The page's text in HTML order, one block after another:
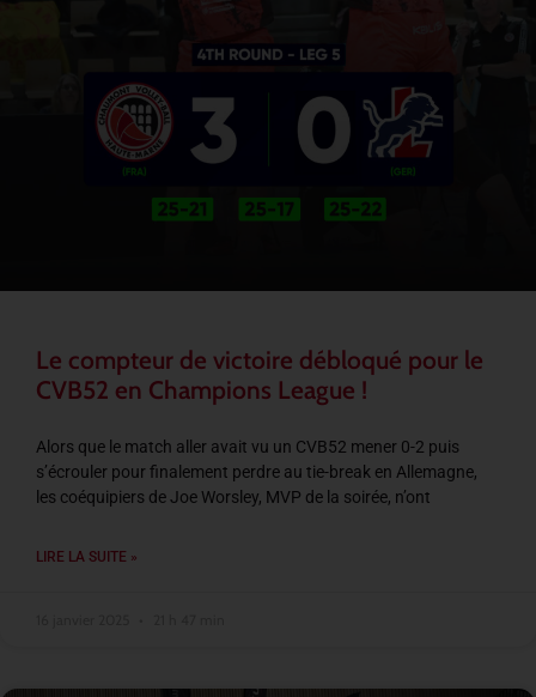
Le compteur de victoire débloqué pour le
CVB52 en Champions League !
Alors que le match aller avait vu un CVB52 mener 0-2 puis
s’écrouler pour finalement perdre au tie-break en Allemagne,
les coéquipiers de Joe Worsley, MVP de la soirée, n’ont
LIRE LA SUITE »